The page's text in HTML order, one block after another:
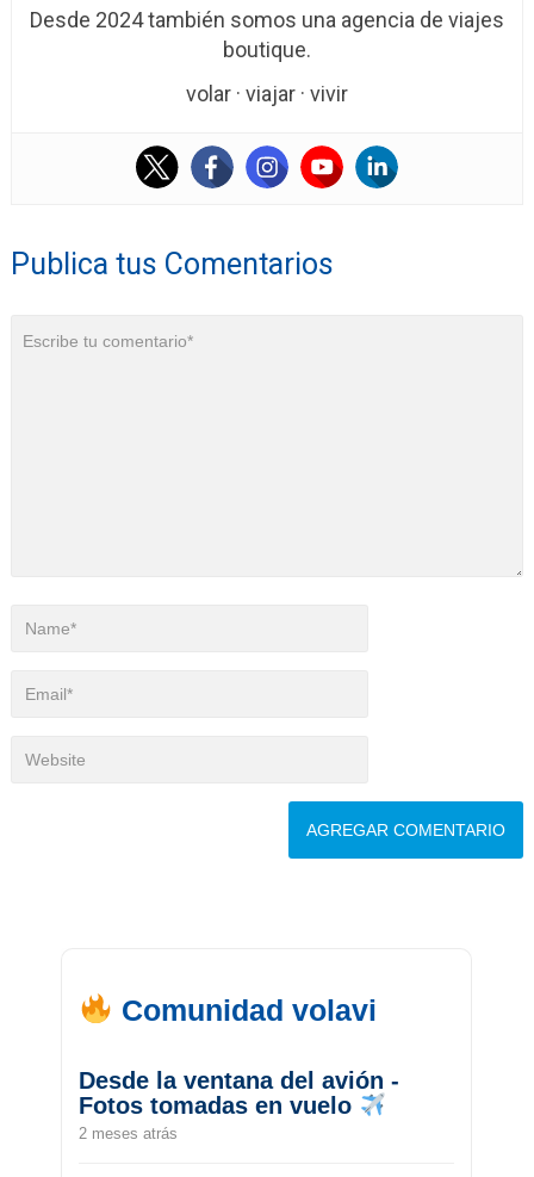
Desde 2024 también somos una agencia de viajes
boutique.
volar · viajar · vivir
Publica tus Comentarios
Comunidad volavi
Desde la ventana del avión -
Fotos tomadas en vuelo
2 meses atrás